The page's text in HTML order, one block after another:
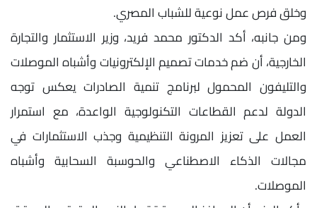
وخلق فرص عمل نوعية للشباب المصري.
ومن جانبه، أكد الدكتور محمد فريد، وزير الاستثمار والتجارة
الخارجية، أن ضم خدمات تصميم الإلكترونيات وأشباه الموصلات
والتليفون المحمول لبرنامج تنمية الصادرات يعكس توجه
الدولة لدعم القطاعات التكنولوجية الواعدة، مع استمرار
العمل على تعزيز المرونة التنظيمية وجذب الاستثمارات في
مجالات الذكاء الاصطناعي والحوسبة السحابية وأشباه
الموصلات.